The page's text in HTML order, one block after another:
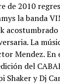
de 2010
la banda
La
Mendez.
del
Shaker y Dj